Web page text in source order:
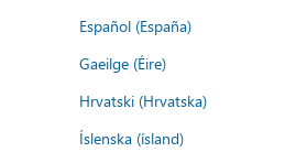
Español (España)
Gaeilge (Éire)
Hrvatski (Hrvatska)
Íslenska (ísland)